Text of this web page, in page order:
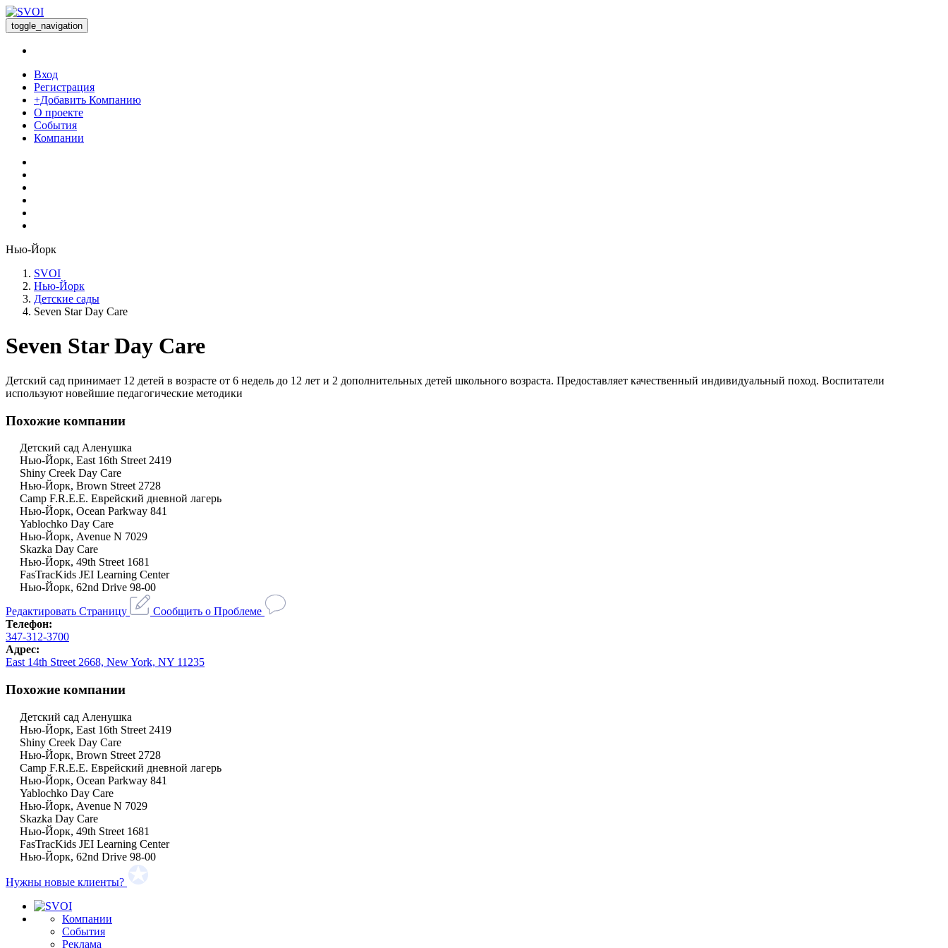
toggle_navigation
Вход
Регистрация
+Добавить Компанию
О проекте
События
Компании
Нью-Йорк
SVOI
Нью-Йорк
Детские сады
Seven Star Day Care
Seven Star Day Care
Детский сад принимает 12 детей в возрасте от 6 недель до 12 лет и 2 дополнительных детей школьного возраста. Предоставляет качественный индивидуальный поход. Воспитатели
используют новейшие педагогические методики
Похожие компании
Детский сад Аленушка
Нью-Йорк, East 16th Street 2419
Shiny Creek Day Care
Нью-Йорк, Brown Street 2728
Camp F.R.E.E. Еврейский дневной лагерь
Нью-Йорк, Ocean Parkway 841
Yablochko Day Care
Нью-Йорк, Avenue N 7029
Skazka Day Care
Нью-Йорк, 49th Street 1681
FasTracKids JEI Learning Center
Нью-Йорк, 62nd Drive 98-00
Редактировать Страницу
Сообщить о Проблеме
Телефон:
347-312-3700
Адрес:
East 14th Street 2668, New York, NY 11235
Похожие компании
Детский сад Аленушка
Нью-Йорк, East 16th Street 2419
Shiny Creek Day Care
Нью-Йорк, Brown Street 2728
Camp F.R.E.E. Еврейский дневной лагерь
Нью-Йорк, Ocean Parkway 841
Yablochko Day Care
Нью-Йорк, Avenue N 7029
Skazka Day Care
Нью-Йорк, 49th Street 1681
FasTracKids JEI Learning Center
Нью-Йорк, 62nd Drive 98-00
Нужны новые клиенты?
Компании
События
Реклама